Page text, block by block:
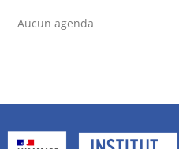
Aucun agenda